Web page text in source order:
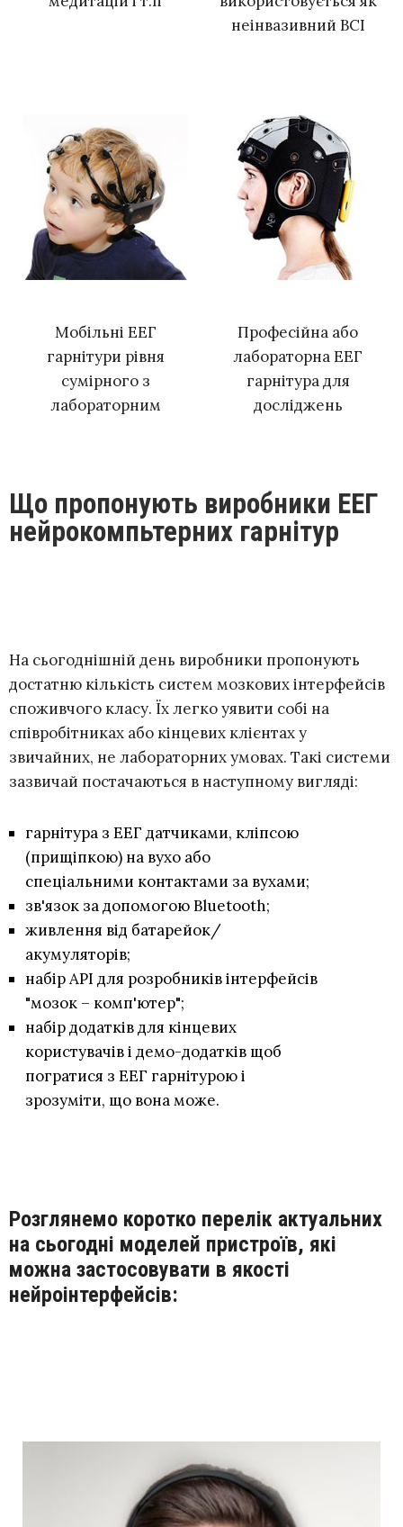
неінвазивний BCI
Мобільні ЕЕГ
гарнітури рівня
сумірного з
лабораторним
Професійна або
лабораторна ЕЕГ
гарнітура для
досліджень
Що пропонують виробники ЕЕГ
нейрокомпьтерних гарнітур
На сьогоднішній день виробники пропонують
достатню кількість систем мозкових інтерфейсів
споживчого класу. Їх легко уявити собі на
співробітниках або кінцевих клієнтах у
звичайних, не лабораторних умовах. Такі системи
зазвичай постачаються в наступному вигляді:
гарнітура з ЕЕГ датчиками, кліпсою
(прищіпкою) на вухо або
спеціальними контактами за вухами;
зв'язок за допомогою Bluetooth;
живлення від батарейок/
акумуляторів;
набір API для розробників інтерфейсів
"мозок – комп'ютер";
набір додатків для кінцевих
користувачів і демо-додатків щоб
погратися з ЕЕГ гарнітурою і
зрозуміти, що вона може.
Розглянемо коротко перелік актуальних
на сьогодні моделей пристроїв, які
можна застосовувати в якості
нейроінтерфейсів: